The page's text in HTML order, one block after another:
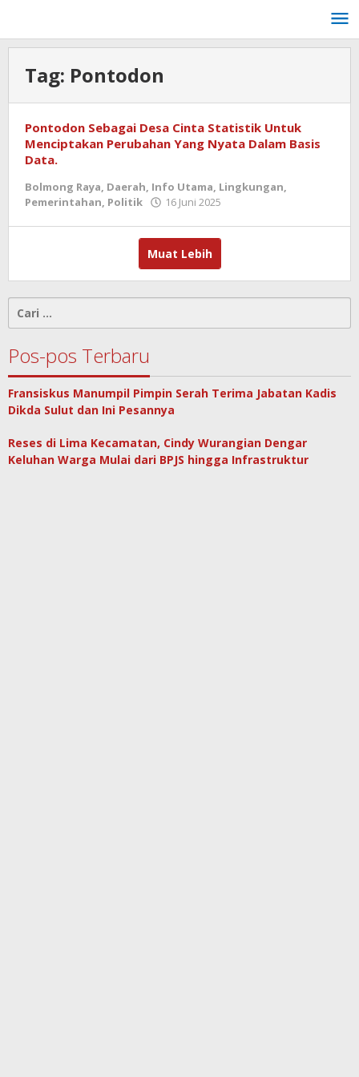
konten
Tag: Pontodon
Pontodon Sebagai Desa Cinta Statistik Untuk
Menciptakan Perubahan Yang Nyata Dalam Basis
Data.
Bolmong Raya, Daerah, Info Utama, Lingkungan,
Pemerintahan, Politik 16 Juni 2025
Muat Lebih
untuk:
Pos-pos Terbaru
Fransiskus Manumpil Pimpin Serah Terima Jabatan Kadis
Dikda Sulut dan Ini Pesannya
Reses di Lima Kecamatan, Cindy Wurangian Dengar
Keluhan Warga Mulai dari BPJS hingga Infrastruktur